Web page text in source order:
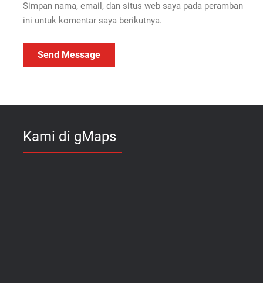
Simpan nama, email, dan situs web saya pada peramban
ini untuk komentar saya berikutnya.
Kami di gMaps